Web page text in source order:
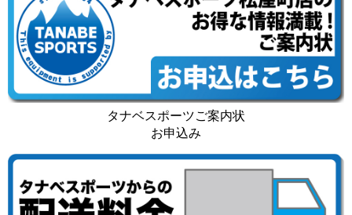
タナベスポーツご案内状
お申込み